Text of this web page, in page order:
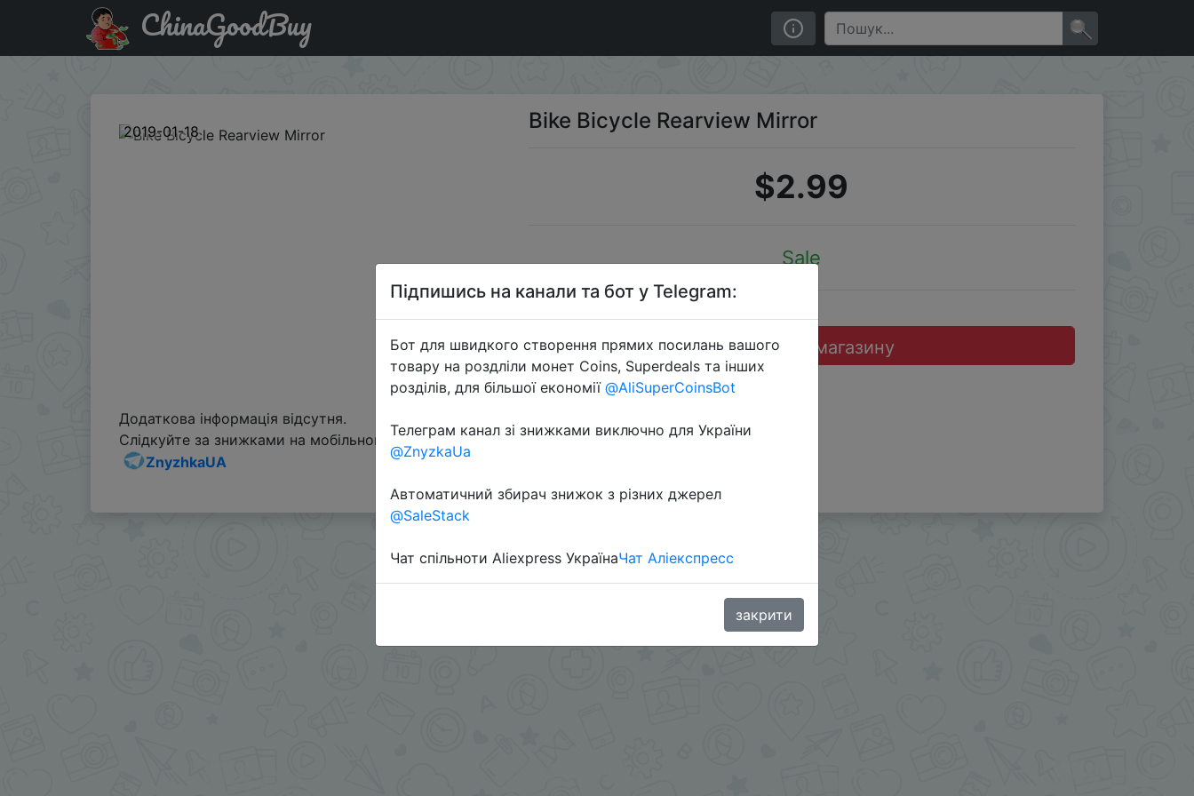
Купити на розпродажі Bike Bicycle Rearview Mirror
ChinaGoodBuy
2019-01-18 Bike Bicycle Rearview Mirror
$2.99
Sale
Перейти до магазину
Додаткова інформація відсутня.
Слідкуйте за знижками на мобільному, в телеграм каналі:
ZnyzhkaUA
Підпишись на канали та бот у Telegram:
Бот для швидкого створення прямих посилань вашого
товару на роздліли монет Coins, Superdeals та інших
розділів, для більшої економії @AliSuperCoinsBot
Телеграм канал зі знижками виключно для України
@ZnyzkaUa
Автоматичний збирач знижок з різних джерел
@SaleStack
Чат спільноти Aliexpress УкраїнаЧат Аліекспресс
закрити